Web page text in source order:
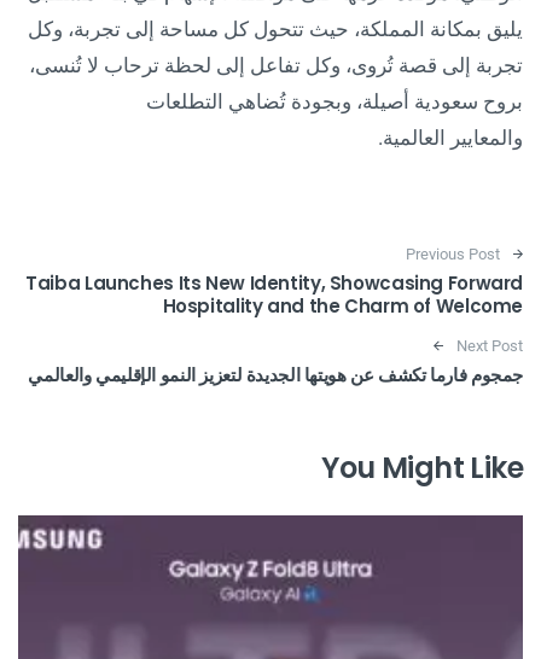
يليق بمكانة المملكة، حيث تتحول كل مساحة إلى تجربة، وكل
تجربة إلى قصة تُروى، وكل تفاعل إلى لحظة ترحاب لا تُنسى،
بروح سعودية أصيلة، وبجودة تُضاهي التطلعات
والمعايير العالمية.
Post navigation
Previous Post
Taiba Launches Its New Identity, Showcasing Forward
Hospitality and the Charm of Welcome
Next Post
جمجوم فارما تكشف عن هويتها الجديدة لتعزيز النمو الإقليمي والعالمي
You Might Like